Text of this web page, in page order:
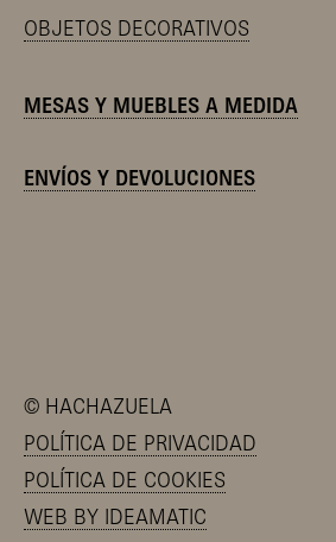
OBJETOS DECORATIVOS
MESAS Y MUEBLES A MEDIDA
ENVÍOS Y DEVOLUCIONES
© HACHAZUELA
POLÍTICA DE PRIVACIDAD
POLÍTICA DE COOKIES
WEB BY IDEAMATIC